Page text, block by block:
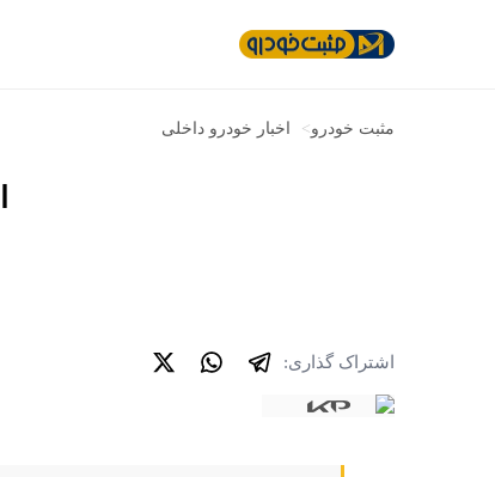
مثبت خودرو> اخبار خودرو داخلی
اشتراک گذاری: